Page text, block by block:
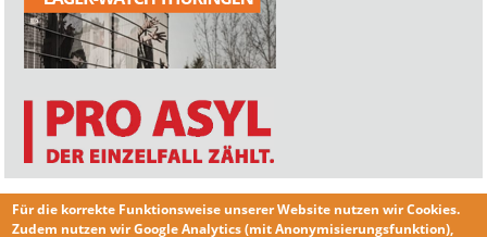
Für die korrekte Funktionsweise unserer Website nutzen wirCookies.
Zudem nutzen wirGoogle Analytics(mit Anonymisierungsfunktion),